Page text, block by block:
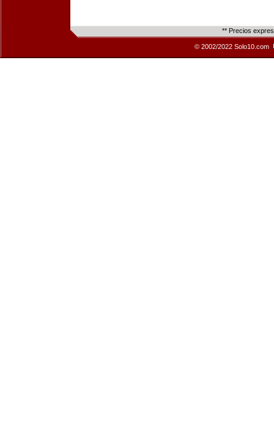
** Precios
© 2002/2022 Solo10.com